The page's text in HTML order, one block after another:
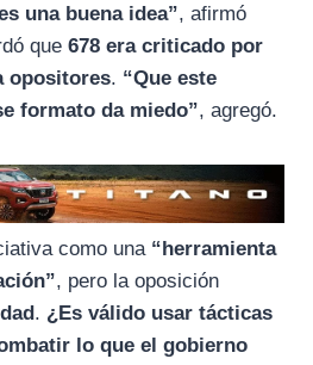
una buena idea”, afirmó
que 678 era criticado por
opositores. “Que este
formato da miedo”, agregó.
como una “herramienta
, pero la oposición
. ¿Es válido usar tácticas
lo que el gobierno